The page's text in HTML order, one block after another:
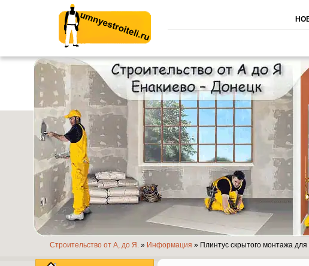
Умные строители.ру
Строительство от А, до Я. » Информация » Плинтус скрытого монтажа